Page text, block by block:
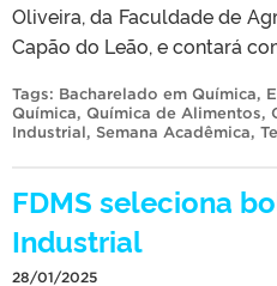
Oliveira, da Faculdade de
Capão do Leão, e contará
Tags: Bacharelado em Química,
Química, Química de Alimentos,
Industrial, Semana Acadêmica,
FDMS seleciona
Industrial
28/01/2025